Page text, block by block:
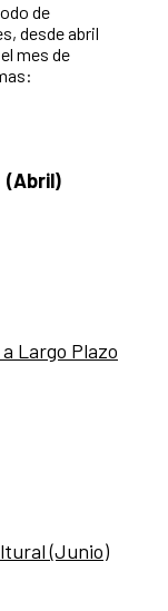
de
desde abril
mes de
(Abril)
Largo Plazo
(Junio)